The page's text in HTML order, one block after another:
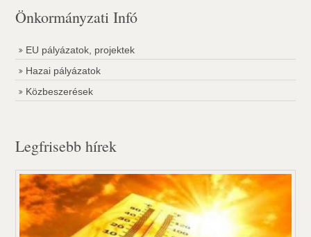
Önkormányzati Infó
EU pályázatok, projektek
Hazai pályázatok
Közbeszerések
Legfrisebb hírek